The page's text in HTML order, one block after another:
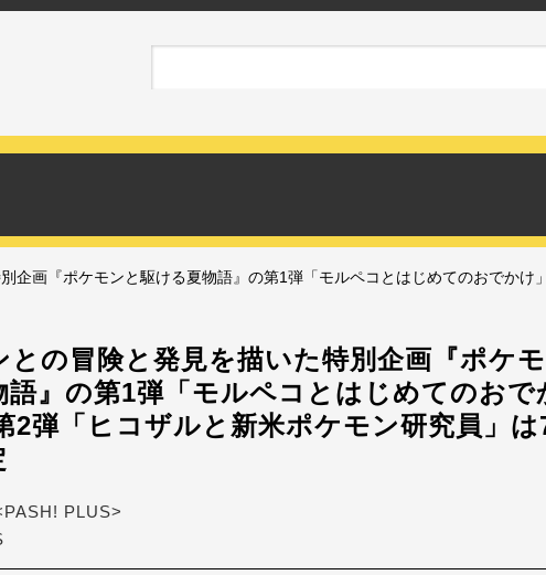
企画『ポケモンと駆ける夏物語』の第1弾「モルペコとはじめてのおでかけ
との冒険と発見を描いた特別企画『ポケ
語』の第1弾「モルペコとはじめてのおで
2弾「ヒコザルと新米ポケモン研究員」は
PLUS>